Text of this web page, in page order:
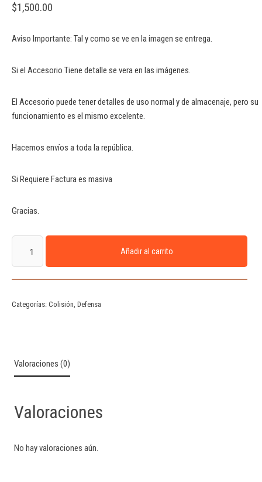
$1,500.00
Aviso Importante: Tal y como se ve en la imagen se entrega.
Si el Accesorio Tiene detalle se vera en las imágenes.
El Accesorio puede tener detalles de uso normal y de almacenaje, pero su
funcionamiento es el mismo excelente.
Hacemos envíos a toda la república.
Si Requiere Factura es masiva
Gracias.
Añadir al carrito
Categorías: Colisión Defensa
Valoraciones (0)
Valoraciones
No hay valoraciones aún.